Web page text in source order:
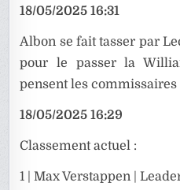
18/05/2025 16:31
Albon se fait tasser par
pour le passer la
pensent les commissaires
18/05/2025 16:29
Classement actuel :
1 | Max Verstappen |